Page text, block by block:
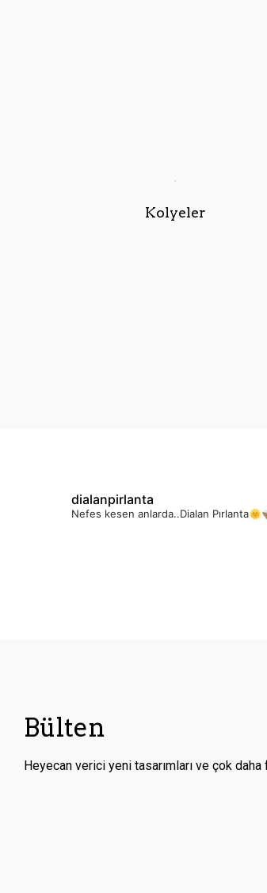
Kolyeler
dialanpirlanta
Nefes kesen anlarda..Dialan
Bülten
Heyecan verici yeni tasarımları ve çok